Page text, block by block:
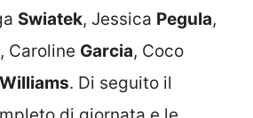
Swiatek, Jessica Pegula,
, Caroline Garcia, Coco
Williams. Di seguito il